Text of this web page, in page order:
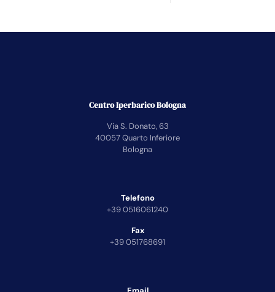
Centro Iperbarico Bologna
Via S. Donato, 63
40057 Quarto Inferiore
Bologna
Telefono
+39 0516061240
Fax
+39 051768691